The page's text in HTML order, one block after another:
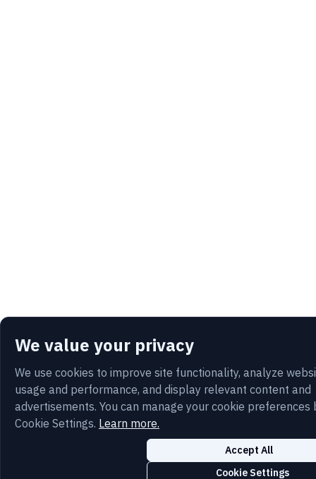
We value your privacy
We use cookies to improve site functionality, analyze
usage and performance, and display relevant content and
advertisements. You can manage your cookie preferences
Cookie Settings. Learn more.
Cookie Settings
Accept All